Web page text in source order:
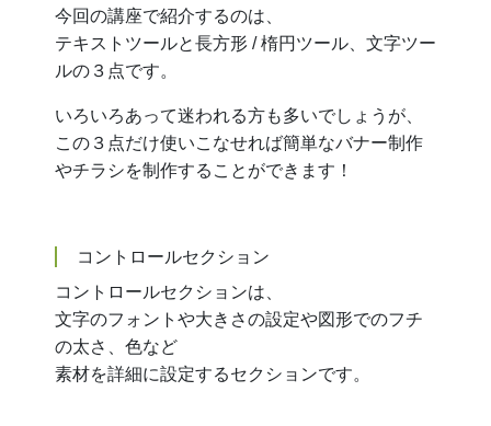
今回の講座で紹介するのは、
テキストツールと長方形 / 楕円ツール、文字ツー
ルの３点です。
いろいろあって迷われる方も多いでしょうが、
この３点だけ使いこなせれば簡単なバナー制作
やチラシを制作することができます！
コントロールセクション
コントロールセクションは、
文字のフォントや大きさの設定や図形でのフチ
の太さ、色など
素材を詳細に設定するセクションです。